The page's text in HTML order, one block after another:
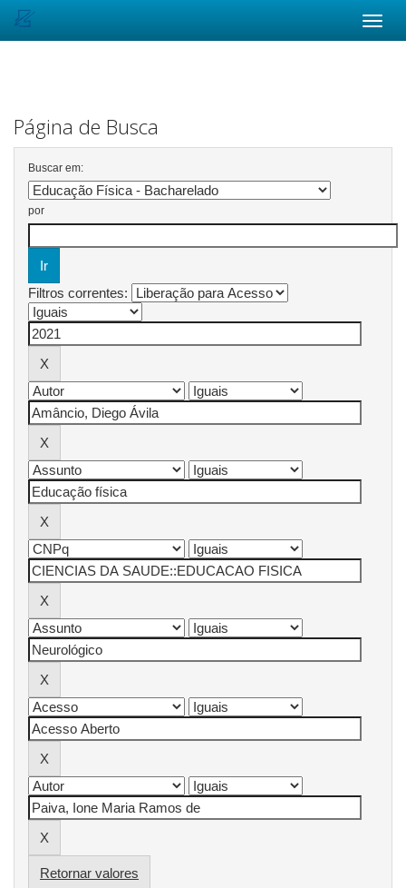
Página de Busca
Buscar em:
por
Filtros correntes:
Retornar valores